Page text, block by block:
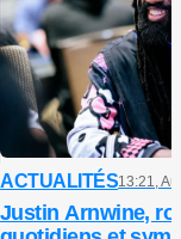
ACTUALITÉS13:21,
Justin Arnwine,